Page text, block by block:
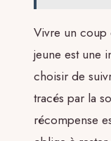
Vivre un
jeune est une
choisir de
tracés par la
récompense